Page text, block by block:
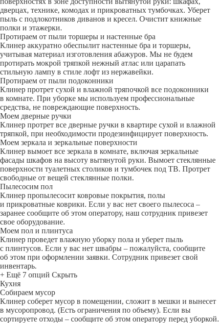
дверцах, технике, комодах и прикроватных тумбочках. Уберет
пыль с подлокотников диванов и кресел. Очистит книжные
полки и этажерки.
Протираем от пыли торшеры и настенные бра
Клинер аккуратно обеспылит настенные бра и торшеры,
учитывая материал изготовления абажуров. Мы не будем
протирать мокрой тряпкой нежный атлас или царапать
стильную лампу в стиле лофт из нержавейки.
Протираем от пыли подоконники
Клинер протрет сухой и влажной тряпочкой все подоконники
в комнате. При уборке мы используем профессиональные
средства, не повреждающие поверхность.
Моем дверные ручки
Клинер протрет все дверные ручки в квартире сухой и влажной
тряпкой, при необходимости продезинфицирует поверхность.
Моем зеркала и зеркальные поверхности
Клинер вымоет все зеркала в комнате, включая зеркальные
фасады шкафов на высоту вытянутой руки. Вымоет стеклянные
поверхности туалетных столиков и тумбочек под ТВ. Протрет
свободные от вещей стеклянные полки.
Пылесосим пол
Клинер пропылесосит ковровые покрытия, полы
и прикроватные коврики. Если у вас нет своего пылесоса –
заранее сообщите об этом оператору, наш сотрудник привезет
свое оборудование.
Моем пол и плинтуса
Клинер проведет влажную уборку пола и уберет пыль
с плинтусов. Если у вас нет швабры – пожалуйста, сообщите
об этом при оформлении заявки. Сотрудник привезет свой
инвентарь.
+ Ещё 7 опций Скрыть
Кухня
Собираем мусор
Клинер соберет мусор в помещении, сложит в мешки и вынесет
в мусоропровод. (Есть ограничения по объему). Если вы
сортируете отходы – сообщите об этом оператору перед уборкой.